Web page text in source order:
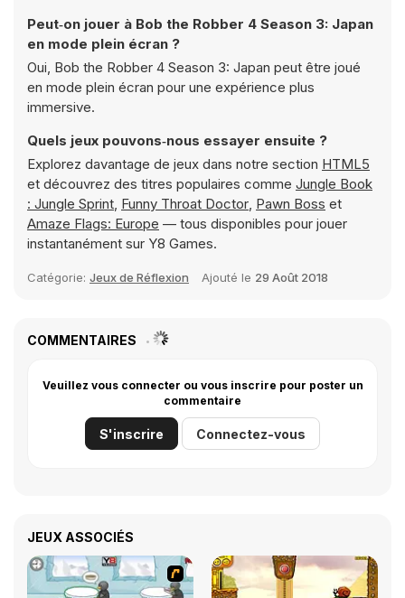
Peut‑on jouer à Bob the Robber 4 Season 3: Japan
en mode plein écran ?
Oui, Bob the Robber 4 Season 3: Japan peut être joué
en mode plein écran pour une expérience plus
immersive.
Quels jeux pouvons‑nous essayer ensuite ?
Explorez davantage de jeux dans notre section HTML5
et découvrez des titres populaires comme Jungle Book
: Jungle Sprint, Funny Throat Doctor, Pawn Boss et
Amaze Flags: Europe — tous disponibles pour jouer
instantanément sur Y8 Games.
Catégorie: Jeux de Réflexion Ajouté le 29 Août 2018
COMMENTAIRES
Veuillez vous connecter ou vous inscrire pour poster un
commentaire
S'inscrire Connectez-vous
JEUX ASSOCIÉS